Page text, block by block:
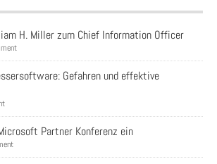
H. Miller zum Chief Information Officer
Gefahren und effektive
Partner Konferenz ein